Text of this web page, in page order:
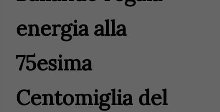
energia alla
75esima
Centomiglia del